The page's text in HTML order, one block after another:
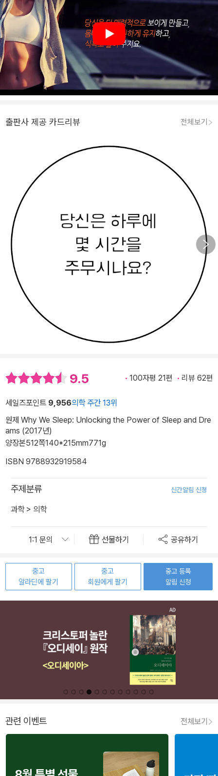
Play
출판사 제공 카드리뷰 전체보기
9.5 100자평 21편 리뷰 62편
세일즈포인트 9,956의학 주간 13위
원제 Why We Sleep: Unlocking the Power of Sleep and Dre
ams (2017년)
양장본512쪽140*215mm771g
ISBN 9788932919584
주제분류 신간알림 신청
과학> 의학
선물하기 공유하기
중고
알라딘에 팔기
중고
회원에게 팔기
중고 등록
알림 신청
관련 이벤트 전체보기